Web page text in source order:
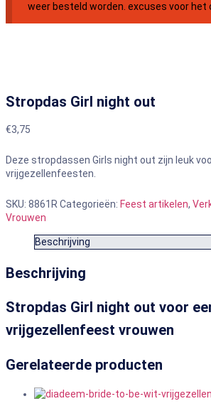
weer besteld worden. excuses voor het
Stropdas Girl night out
€3,75
Deze stropdassen Girls night out zijn leuk
vrijgezellenfeesten.
SKU: 8861R Categorieën: Feest artikelen,
Vrouwen
Beschrijving
Beschrijving
Stropdas Girl night out voor
vrijgezellenfeest vrouwen
Gerelateerde producten